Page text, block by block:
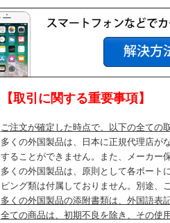
【取引に関する重要事項】
ご注文が確定した時点で、以下の全ての
多くの外国製品は、日本に正規代理店が
することができません。また、メーカー
多くの外国製品は、原則として各ボート
ピング類は付属しておりません。別途、
多くの外国製品の添附書類は、外国語表
全ての商品は、初期不良を除き、その使